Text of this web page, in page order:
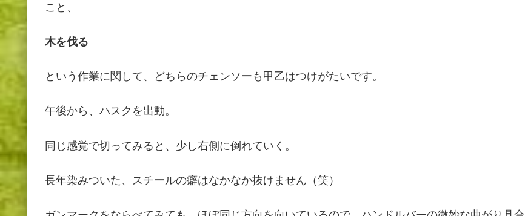
こと、
木を伐る
という作業に関して、どちらのチェンソーも甲乙はつけがたいです。
午後から、ハスクを出動。
同じ感覚で切ってみると、少し右側に倒れていく。
長年染みついた、スチールの癖はなかなか抜けません（笑）